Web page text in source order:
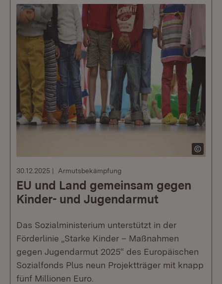
30.12.2025 Armutsbekämpfung
EU und Land gemeinsam gegen
Kinder- und Jugendarmut
Das Sozialministerium unterstützt in der
Förderlinie „Starke Kinder – Maßnahmen
gegen Jugendarmut 2025“ des Europäischen
Sozialfonds Plus neun Projektträger mit knapp
fünf Millionen Euro.